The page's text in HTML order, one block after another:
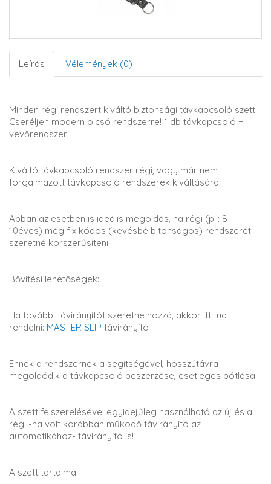
Leírás Vélemények (0)
Minden régi rendszert kiváltó biztonsági távkapcsoló szett.
Cseréljen modern olcsó rendszerre! 1 db távkapcsoló +
vevőrendszer!
Kiváltó távkapcsoló rendszer régi, vagy már nem
forgalmazott távkapcsoló rendszerek kiváltására.
Abban az esetben is ideális megoldás, ha régi (pl.: 8-
10éves) még fix kódos (kevésbé bitonságos) rendszerét
szeretné korszerűsíteni.
Bővítési lehetőségek:
Ha további távirányítót szeretne hozzá, akkor itt tud
rendelni: MASTER SLIP távirányító
Ennek a rendszernek a segítségével, hosszútávra
megoldódik a távkapcsoló beszerzése, esetleges pótlása.
A szett felszerelésével egyidejűleg használható az új és a
régi -ha volt korábban működő távirányító az
automatikához- távirányító is!
A szett tartalma: